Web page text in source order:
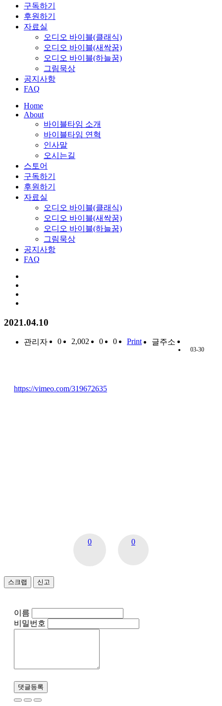
구독하기
후원하기
자료실
오디오 바이블(클래식)
오디오 바이블(새싹꿈)
오디오 바이블(하늘꿈)
그림묵상
공지사항
FAQ
Home
About
바이블타임 소개
바이블타임 연혁
인사말
오시는길
스토어
구독하기
후원하기
자료실
오디오 바이블(클래식)
오디오 바이블(새싹꿈)
오디오 바이블(하늘꿈)
그림묵상
공지사항
FAQ
2021.04.10
관리자 0 2,002 0 0 Print 글주소
03-30
https://vimeo.com/319672635
0 0
스크랩 신고
이름
비밀번호
댓글등록